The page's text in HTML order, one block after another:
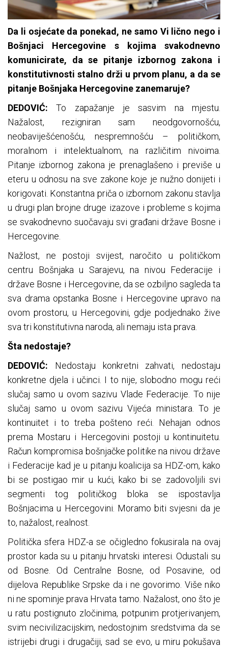
Da li osjećate da ponekad, ne samo Vi lično nego i
Bošnjaci Hercegovine s kojima svakodnevno
komunicirate, da se pitanje izbornog zakona i
konstitutivnosti stalno drži u prvom planu, a da se
pitanje Bošnjaka Hercegovine zanemaruje?
DEDOVIĆ: To zapažanje je sasvim na mjestu.
Nažalost, rezigniran sam neodgovornošću,
neobaviješćenošću, nespremnošću – političkom,
moralnom i intelektualnom, na različitim nivoima.
Pitanje izbornog zakona je prenaglašeno i previše u
eteru u odnosu na sve zakone koje je nužno donijeti i
korigovati. Konstantna priča o izbornom zakonu stavlja
u drugi plan brojne druge izazove i probleme s kojima
se svakodnevno suočavaju svi građani države Bosne i
Hercegovine.
Nažlost, ne postoji svijest, naročito u političkom
centru Bošnjaka u Sarajevu, na nivou Federacije i
države Bosne i Hercegovine, da se ozbiljno sagleda ta
sva drama opstanka Bosne i Hercegovine upravo na
ovom prostoru, u Hercegovini, gdje podjednako žive
sva tri konstitutivna naroda, ali nemaju ista prava.
Šta nedostaje?
DEDOVIĆ: Nedostaju konkretni zahvati, nedostaju
konkretne djela i učinci. I to nije, slobodno mogu reći
slučaj samo u ovom sazivu Vlade Federacije. To nije
slučaj samo u ovom sazivu Vijeća ministara. To je
kontinuitet i to treba pošteno reći. Nehajan odnos
prema Mostaru i Hercegovini postoji u kontinuitetu.
Račun kompromisa bošnjačke politike na nivou države
i Federacije kad je u pitanju koalicija sa HDZ-om, kako
bi se postigao mir u kući, kako bi se zadovoljili svi
segmenti tog političkog bloka se ispostavlja
Bošnjacima u Hercegovini. Moramo biti svjesni da je
to, nažalost, realnost.
Politička sfera HDZ-a se očigledno fokusirala na ovaj
prostor kada su u pitanju hrvatski interesi. Odustali su
od Bosne. Od Centralne Bosne, od Posavine, od
dijelova Republike Srpske da i ne govorimo. Više niko
ni ne spominje prava Hrvata tamo. Nažalost, ono što je
u ratu postignuto zločinima, potpunim protjerivanjem,
svim necivilizacijskim, nedostojnim sredstvima da se
istrijebi drugi i drugačiji, sad se evo, u miru pokušava